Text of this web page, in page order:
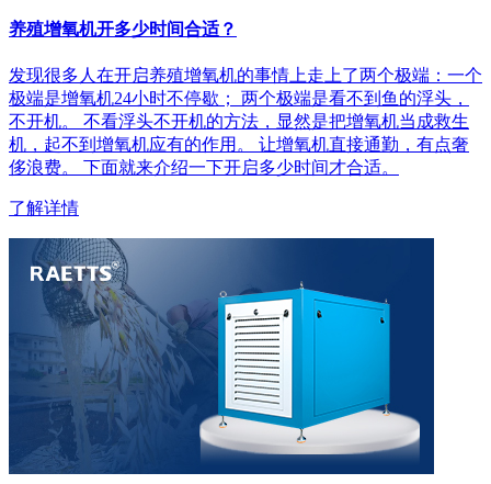
养殖增氧机开多少时间合适？
发现很多人在开启养殖增氧机的事情上走上了两个极端：一个
极端是增氧机24小时不停歇； 两个极端是看不到鱼的浮头，
不开机。 不看浮头不开机的方法，显然是把增氧机当成救生
机，起不到增氧机应有的作用。 让增氧机直接通勤，有点奢
侈浪费。 下面就来介绍一下开启多少时间才合适。
了解详情